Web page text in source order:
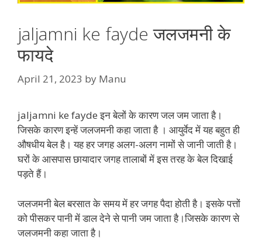
jaljamni ke fayde जलजमनी के
फायदे
April 21, 2023 by Manu
jaljamni ke fayde इन बेलों के कारण जल जम जाता है।
जिसके कारण इन्हें जलजमनी कहा जाता है ‌। आयुर्वेद में यह बहुत ही
औषधीय बेल है। यह हर जगह अलग-अलग नामों से जानी जाती है।
घरों के आसपास छायादार जगह तालाबों में इस तरह के बेल दिखाई
पड़ते हैं।
जलजमनी बेल बरसात के समय में हर जगह पैदा होती है। इसके पत्तों
को पीसकर पानी में डाल देने से पानी जम जाता है।जिसके कारण से
जलजमनी कहा जाता है।